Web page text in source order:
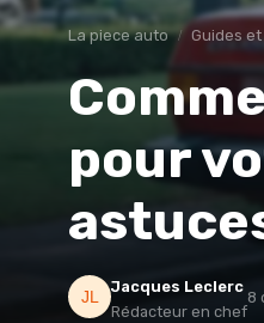
La piece auto Guides
pour
Jacques Leclerc
Rédacteur en chef
8